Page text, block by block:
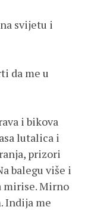
svijetu i
da me u
i bikova
lutalica i
prizori
balegu više i
mirise. Mirno
Indija me